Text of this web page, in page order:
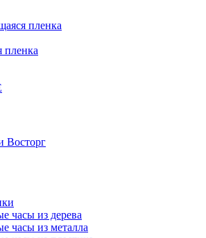
пленка
пленка
Восторг
часы из дерева
часы из металла